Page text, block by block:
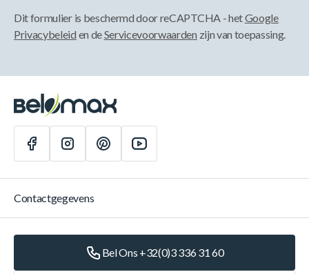
Dit formulier is beschermd door reCAPTCHA - hetGoogle
Privacybeleid en deServicevoorwaarden zijn van toepassing.
Contactgegevens
Bel Ons +32(0)3 336 31 60